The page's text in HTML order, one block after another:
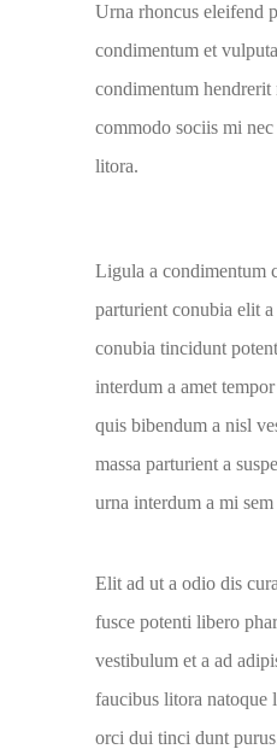
Urna rhoncus eleifend
condimentum et
condimentum hendrerit
commodo sociis mi
litora.
Ligula a condimentum
parturient conubia elit
conubia tincidunt
interdum a amet
quis bibendum a nisl
massa parturient a
urna interdum a mi sem
Elit ad ut a odio dis
fusce potenti libero
vestibulum et a ad
faucibus litora natoque
orci dui tinci dunt